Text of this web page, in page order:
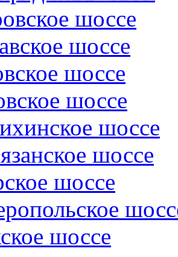
шоссе
шоссе
шоссе
шоссе
шоссе
шоссе
шоссе
шоссе